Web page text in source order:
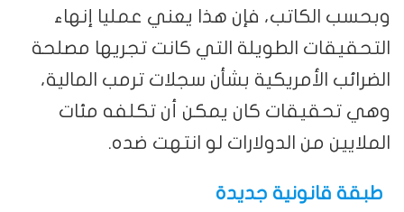
وبحسب الكاتب، فإن هذا يعني عمليا إنهاء
التحقيقات الطويلة التي كانت تجريها مصلحة
الضرائب الأمريكية بشأن سجلات ترمب المالية،
وهي تحقيقات كان يمكن أن تكلفه مئات
الملايين من الدولارات لو انتهت ضده.
طبقة قانونية جديدة